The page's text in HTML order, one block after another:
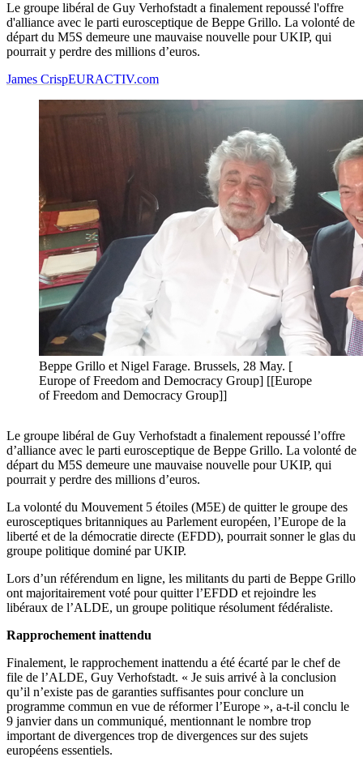
Le groupe libéral de Guy Verhofstadt a finalement repoussé l'offre
d'alliance avec le parti eurosceptique de Beppe Grillo. La volonté de
départ du M5S demeure une mauvaise nouvelle pour UKIP, qui
pourrait y perdre des millions d’euros.
James CrispEURACTIV.com
Beppe Grillo et Nigel Farage. Brussels, 28 May. [
Europe of Freedom and Democracy Group] [[Europe
of Freedom and Democracy Group]]
Le groupe libéral de Guy Verhofstadt a finalement repoussé l’offre
d’alliance avec le parti eurosceptique de Beppe Grillo. La volonté de
départ du M5S demeure une mauvaise nouvelle pour UKIP, qui
pourrait y perdre des millions d’euros.
La volonté du Mouvement 5 étoiles (M5E) de quitter le groupe des
eurosceptiques britanniques au Parlement européen, l’Europe de la
liberté et de la démocratie directe (EFDD), pourrait sonner le glas du
groupe politique dominé par UKIP.
Lors d’un référendum en ligne, les militants du parti de Beppe Grillo
ont majoritairement voté pour quitter l’EFDD et rejoindre les
libéraux de l’ALDE, un groupe politique résolument fédéraliste.
Rapprochement inattendu
Finalement, le rapprochement inattendu a été écarté par le chef de
file de l’ALDE, Guy Verhofstadt. « Je suis arrivé à la conclusion
qu’il n’existe pas de garanties suffisantes pour conclure un
programme commun en vue de réformer l’Europe », a-t-il conclu le
9 janvier dans un communiqué, mentionnant le nombre trop
important de divergences trop de divergences sur des sujets
européens essentiels.